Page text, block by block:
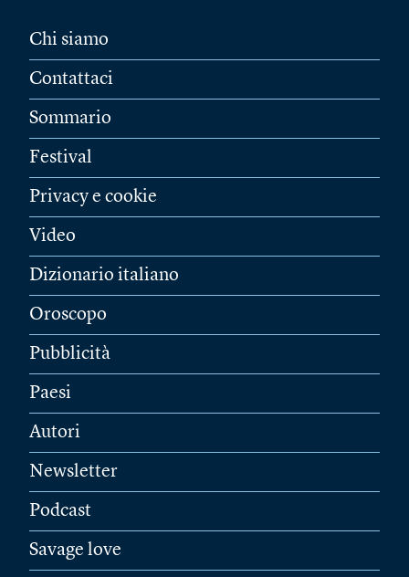
Chi siamo
Contattaci
Sommario
Festival
Privacy e cookie
Video
Dizionario italiano
Oroscopo
Pubblicità
Paesi
Autori
Newsletter
Podcast
Savage love